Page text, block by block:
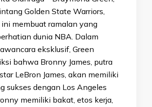
Golden State Warriors,
ini membuat ramalan yang
dunia NBA. Dalam
eksklusif, Green
bahwa Bronny James, putra
LeBron James, akan memiliki
sukses dengan Los Angeles
memiliki bakat, etos kerja,